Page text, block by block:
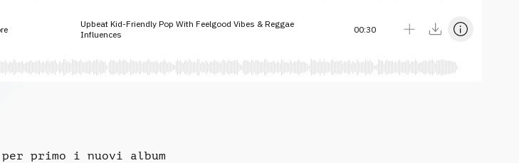
Upbeat Kid-Friendly Pop With Feelgood Vibes & Reggae
Influences
00:30
primo i nuovi album